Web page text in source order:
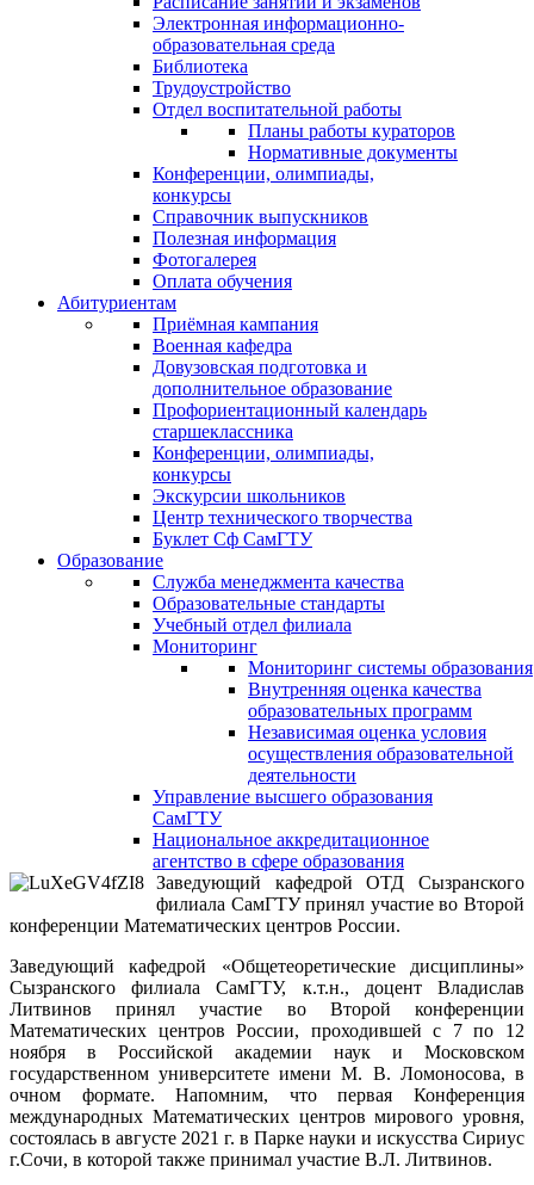
Электронная информационно-
образовательная среда
Библиотека
Трудоустройство
Отдел воспитательной работы
Планы работы кураторов
Нормативные документы
Конференции, олимпиады,
конкурсы
Справочник выпускников
Полезная информация
Фотогалерея
Оплата обучения
Абитуриентам
Приёмная кампания
Военная кафедра
Довузовская подготовка и
дополнительное образование
Профориентационный календарь
старшеклассника
Конференции, олимпиады,
конкурсы
Экскурсии школьников
Центр технического творчества
Буклет Сф СамГТУ
Образование
Служба менеджмента качества
Образовательные стандарты
Учебный отдел филиала
Мониторинг
Мониторинг системы образования
Внутренняя оценка качества
образовательных программ
Независимая оценка условия
осуществления образовательной
деятельности
Управление высшего образования
СамГТУ
Национальное аккредитационное
агентство в сфере образования
Заведующий кафедрой ОТД Сызранского
филиала СамГТУ принял участие во Второй
конференции Математических центров России.
Заведующий кафедрой «Общетеоретические дисциплины»
Сызранского филиала СамГТУ, к.т.н., доцент Владислав
Литвинов принял участие во Второй конференции
Математических центров России, проходившей с 7 по 12
ноября в Российской академии наук и Московском
государственном университете имени М. В. Ломоносова, в
очном формате. Напомним, что первая Конференция
международных Математических центров мирового уровня,
состоялась в августе 2021 г. в Парке науки и искусства Сириус
г.Сочи, в которой также принимал участие В.Л. Литвинов.